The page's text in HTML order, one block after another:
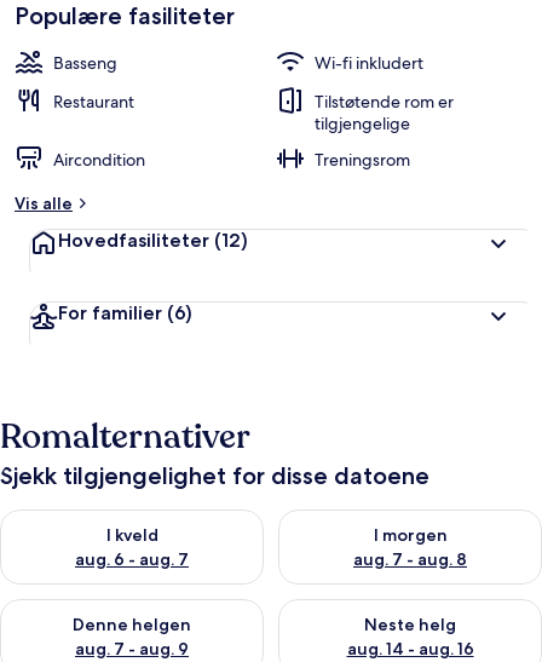
Populære fasiliteter
Basseng
Wi-fi inkludert
Restaurant
Tilstøtende rom er
tilgjengelige
Aircondition
Treningsrom
Vis alle
Hovedfasiliteter (12)
For familier (6)
Romalternativer
Sjekk tilgjengelighet for disse datoene
I kveld
aug. 6 - aug. 7
Sjekk tilgjengelighet for i kveld, aug. 6 - aug. 7
I morgen
aug. 7 - aug. 8
Sjekk tilgjengelighet for i
Denne helgen
aug. 7 - aug. 9
Sjekk tilgjengelighet for denne helgen, aug. 7 - aug. 9
Neste helg
aug. 14 - aug. 16
Sjekk tilgjengelighet for neste